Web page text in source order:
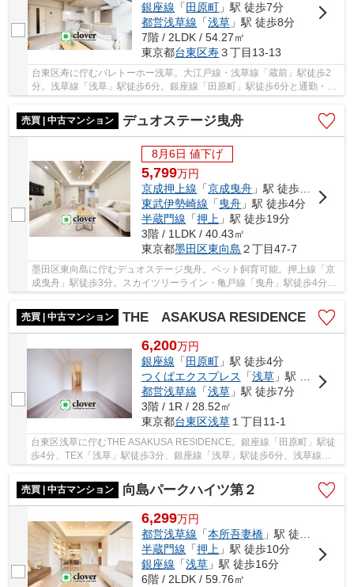
銀座線 「 田原町 」駅 徒歩7分
都営浅草線 「浅草 」駅 徒歩8分
7階 / 2LDK / 54.27㎡
東京都台東区寿３丁目13-13
台東区寿に佇むパレトーホー浅草。大江戸線・浅草線「蔵前」駅徒歩2
分。浅草線「浅草」駅徒歩6分。銀座線「田原町」駅徒歩6分と通勤・通
売買 | 中古マンション
デュオステージ曳舟
8月6日 値下げ
5,799万円
京成押上線 「京成曳舟 」駅 徒歩3分
東武伊勢崎線 「 曳舟 」駅 徒歩4分
半蔵門線 「押上 」駅 徒歩19分
3階 / 1LDK / 40.43㎡
東京都墨田区東向島 ２丁目47-7
墨田区東向島に佇むデュオステージ曳舟。ペット飼育可能。押上線「京
成曳舟」駅徒歩3分。スカイツリーライン・亀戸線「曳舟」駅徒歩4分と
売買 | 中古マンション
THE ASAKUSA RESIDENCE
6,200万円
銀座線 「 田原町」駅 徒歩4分
つくばエクスプレス
「浅草」駅 徒歩3分
都営浅草線 「浅草」駅 徒歩7分
3階 / 1R / 28.52㎡
東京都台東区浅草１丁目11-1
台東区浅草に佇むTHE ASAKUSA RESIDENCE。銀座線「田原町」駅徒
歩4分、TEX「浅草」駅徒歩3分、銀座線「浅草」駅徒歩6分、浅草線
売買 | 中古マンション
向島パークハイツ第２
6,299万円
都営浅草線 「本所吾妻橋 」駅 徒歩9分
半蔵門線 「押上 」駅 徒歩10分
銀座線 「浅草 」駅 徒歩16分
6階 / 2LDK / 59.76㎡